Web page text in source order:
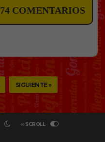
74 COMENTARIOS
SIGUIENTE »
∞ SCROLL